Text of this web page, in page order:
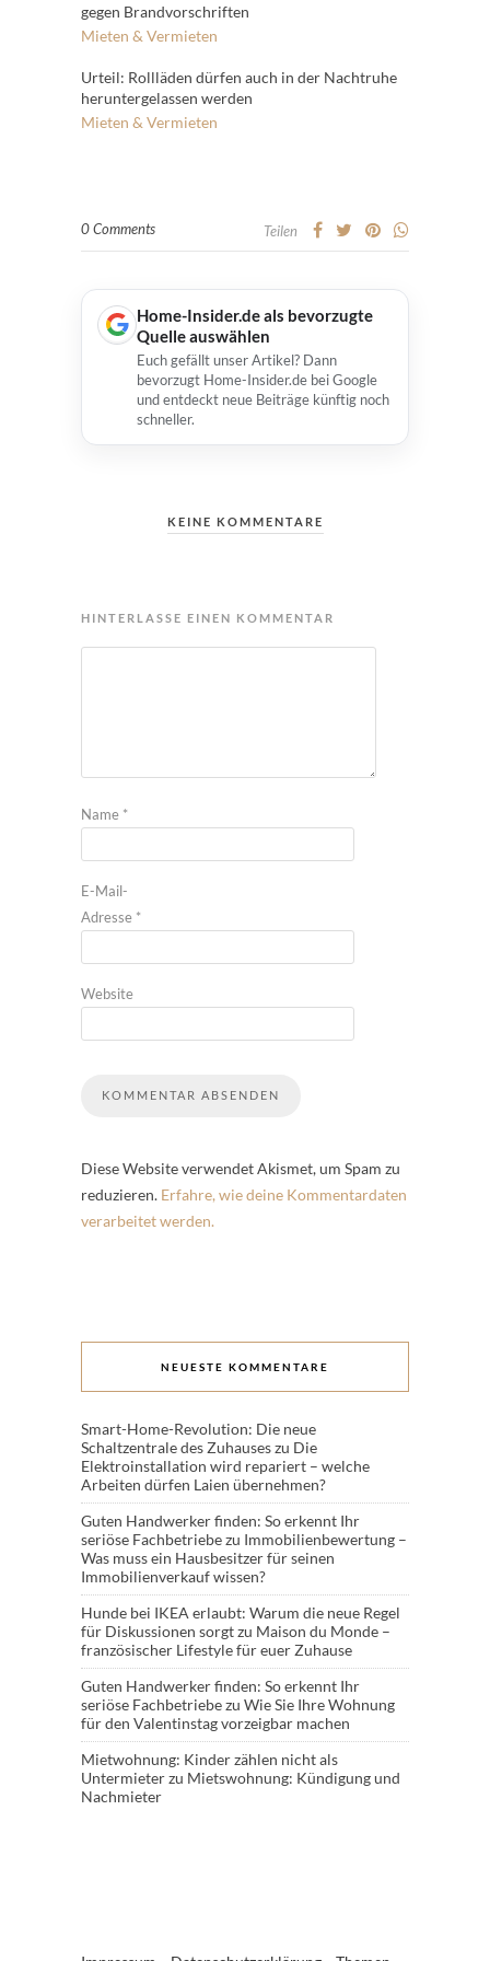
gegen Brandvorschriften
Mieten & Vermieten
Urteil: Rollläden dürfen auch in der Nachtruhe
heruntergelassen werden
Mieten & Vermieten
0 Comments Teilen
Home-Insider.de als bevorzugte
Quelle auswählen
Euch gefällt unser Artikel? Dann
bevorzugt Home-Insider.de bei Google
und entdeckt neue Beiträge künftig noch
schneller.
KEINE KOMMENTARE
HINTERLASSE EINEN KOMMENTAR
Name *
E-Mail-
Adresse *
Website
Diese Website verwendet Akismet, um Spam zu
reduzieren. Erfahre, wie deine Kommentardaten
verarbeitet werden.
NEUESTE KOMMENTARE
Smart-Home-Revolution: Die neue
Schaltzentrale des Zuhauseszu Die
Elektroinstallation wird repariert – welche
Arbeiten dürfen Laien übernehmen?
Guten Handwerker finden: So erkennt Ihr
seriöse Fachbetriebezu Immobilienbewertung –
Was muss ein Hausbesitzer für seinen
Immobilienverkauf wissen?
Hunde bei IKEA erlaubt: Warum die neue Regel
für Diskussionen sorgtzu Maison du Monde –
französischer Lifestyle für euer Zuhause
Guten Handwerker finden: So erkennt Ihr
seriöse Fachbetriebezu Wie Sie Ihre Wohnung
für den Valentinstag vorzeigbar machen
Mietwohnung: Kinder zählen nicht als
Untermieterzu Mietswohnung: Kündigung und
Nachmieter